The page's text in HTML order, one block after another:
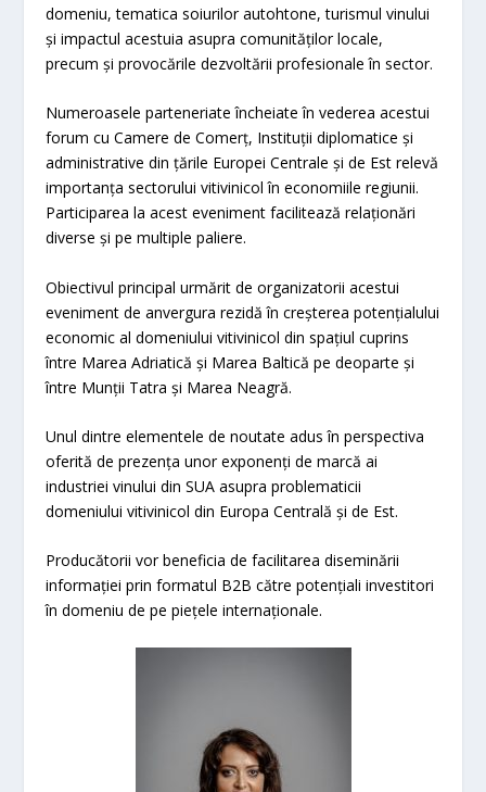
domeniu, tematica soiurilor autohtone, turismul vinului
și impactul acestuia asupra comunităților locale,
precum și provocările dezvoltării profesionale în sector.
Numeroasele parteneriate încheiate în vederea acestui
forum cu Camere de Comerț, Instituții diplomatice și
administrative din țările Europei Centrale și de Est relevă
importanța sectorului vitivinicol în economiile regiunii.
Participarea la acest eveniment facilitează relaționări
diverse și pe multiple paliere.
Obiectivul principal urmărit de organizatorii acestui
eveniment de anvergura rezidă în creșterea potențialului
economic al domeniului vitivinicol din spațiul cuprins
între Marea Adriatică și Marea Baltică pe deoparte și
între Munții Tatra și Marea Neagră.
Unul dintre elementele de noutate adus în perspectiva
oferită de prezența unor exponenți de marcă ai
industriei vinului din SUA asupra problematicii
domeniului vitivinicol din Europa Centrală și de Est.
Producătorii vor beneficia de facilitarea diseminării
informației prin formatul B2B către potențiali investitori
în domeniu de pe piețele internaționale.